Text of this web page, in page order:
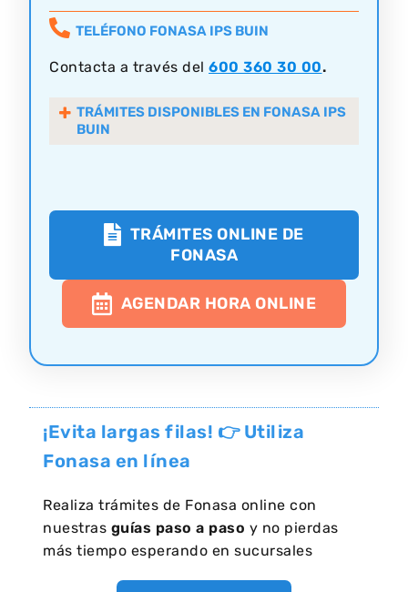
TELÉFONO FONASA IPS BUIN
Contacta a través del 600 360 30 00.
TRÁMITES DISPONIBLES EN FONASA IPS
BUIN
TRÁMITES ONLINE DE
FONASA
AGENDAR HORA ONLINE
¡Evita largas filas! 👉 Utiliza
Fonasa en línea
Realiza trámites de Fonasa online con
nuestras guías paso a paso y no pierdas
más tiempo esperando en sucursales